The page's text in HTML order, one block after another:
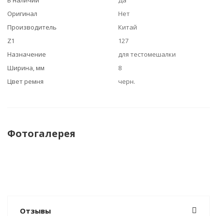
Оригинал
Нет
Производитель
Китай
Z1
127
Назначение
для тестомешалки
Ширина, мм
8
Цвет ремня
черн.
Фотогалерея
Отзывы